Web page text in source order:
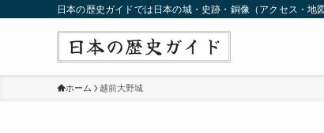
日本の歴史ガイドでは日本の城・史跡・銅像（アクセス・
ホーム 越前大野城